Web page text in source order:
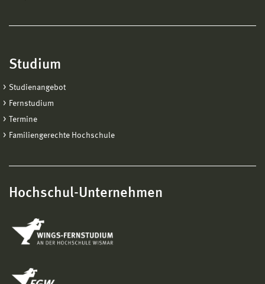
Studium
Studienangebot
Fernstudium
Termine
Familiengerechte Hochschule
Hochschul-Unternehmen